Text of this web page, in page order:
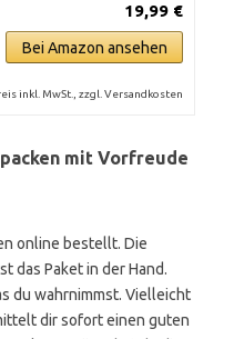
19,99 €
Bei Amazon ansehen
inkl. MwSt., zzgl. Versandkosten
mit Vorfreude
online bestellt. Die
das Paket in der Hand.
du wahrnimmst. Vielleicht
dir sofort einen guten